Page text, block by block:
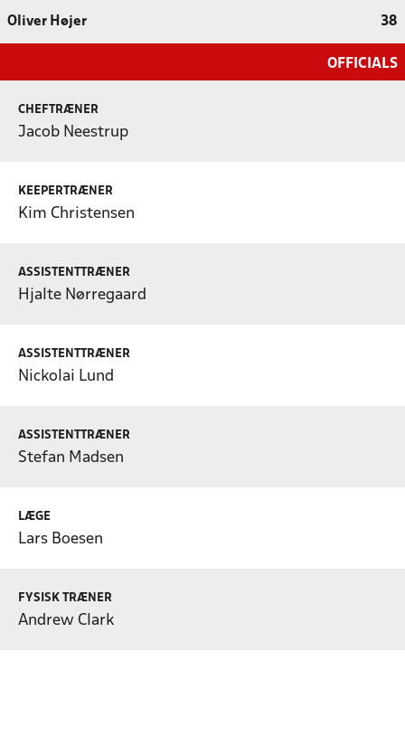
Oliver Højer 38
OFFICIALS
CHEFTRÆNER
Jacob Neestrup
KEEPERTRÆNER
Kim Christensen
ASSISTENTTRÆNER
Hjalte Nørregaard
ASSISTENTTRÆNER
Nickolai Lund
ASSISTENTTRÆNER
Stefan Madsen
LÆGE
Lars Boesen
FYSISK TRÆNER
Andrew Clark